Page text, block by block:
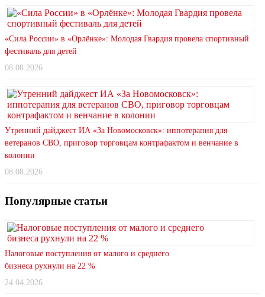
«Сила России» в «Орлёнке»: Молодая Гвардия провела спортивный
фестиваль для детей
08.08.2026
Утренний дайджест ИА «За Новомосковск»: иппотерапия для
ветеранов СВО, приговор торговцам контрафактом и венчание в
колонии
08.08.2026
Популярные статьи
Налоговые поступления от малого и среднего
бизнеса рухнули на 22 %
24.04.2026